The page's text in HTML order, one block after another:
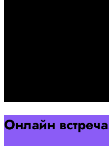
Онлайн